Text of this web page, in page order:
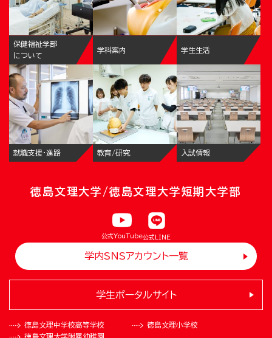
保健福祉学部
について
学科案内 学生生活
就職支援・進路 教育/研究 入試情報
徳島文理大学/徳島文理大学短期大学部
公式YouTube公式LINE
学内SNSアカウント一覧
徳島文理中学校高等学校
徳島文理小学校
徳島文理大学附属幼稚園
学生ポータルサイト